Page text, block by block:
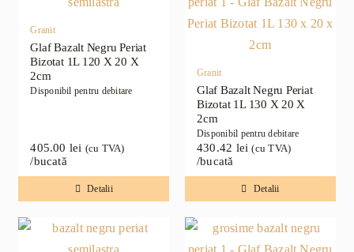
Granit
Glaf Bazalt Negru Periat
Bizotat 1L 120 X 20 X
2cm
Disponibil pentru debitare
405.00 lei (cu TVA)
/bucată
Detalii
Granit
Glaf Bazalt Negru Periat
Bizotat 1L 130 X 20 X
2cm
Disponibil pentru debitare
430.42 lei (cu TVA)
/bucată
Detalii